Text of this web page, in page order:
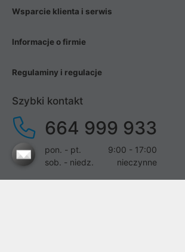
Wsparcie klienta i serwis
Informacje o firmie
Regulaminy i regulacje
Szybki kontakt
664 999 933
pon. - pt.
9:00 - 17:00
sob. - niedz.
nieczynne